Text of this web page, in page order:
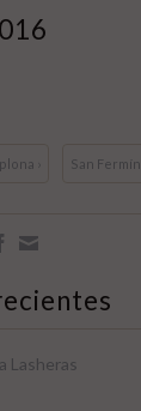
› San Fermín ›
Lasheras